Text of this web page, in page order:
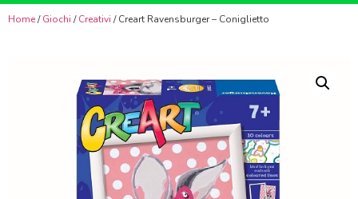
Home/Giochi /Creativi / Creart Ravensburger – Coniglietto